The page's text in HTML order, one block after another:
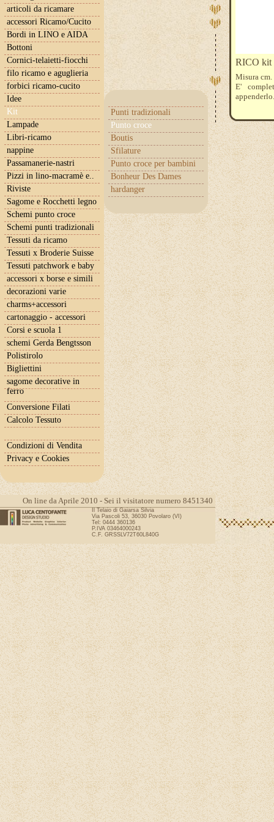
articoli da ricamare
accessori Ricamo/Cucito
Bordi in LINO e AIDA
Bottoni
Cornici-telaietti-fiocchi
filo ricamo e aguglieria
forbici ricamo-cucito
Idee
Kit
Punti tradizionali
Punto croce
Boutis
Sfilature
Punto croce per bambini
Bonheur Des Dames
hardanger
Lampade
Libri-ricamo
nappine
Passamanerie-nastri
Pizzi in lino-macramè e..
Riviste
Sagome e Rocchetti legno
Schemi punto croce
Schemi punti tradizionali
Tessuti da ricamo
Tessuti x Broderie Suisse
Tessuti patchwork e baby
accessori x borse e simili
decorazioni varie
charms+accessori
cartonaggio - accessori
Corsi e scuola 1
schemi Gerda Bengtsson
Polistirolo
Bigliettini
sagome decorative in
ferro
Conversione Filati
Calcolo Tessuto
Condizioni di Vendita
Privacy e Cookies
RICO kit
Misura
E'
On line da Aprile 2010 - Sei il visitatore numero 8451340
Il Telaio di Gaiarsa Silvia
Via Pascoli 53, 36030 Povolaro (VI)
Tel: 0444 360136
P.IVA 03464000243
C.F. GRSSLV72T60L840G